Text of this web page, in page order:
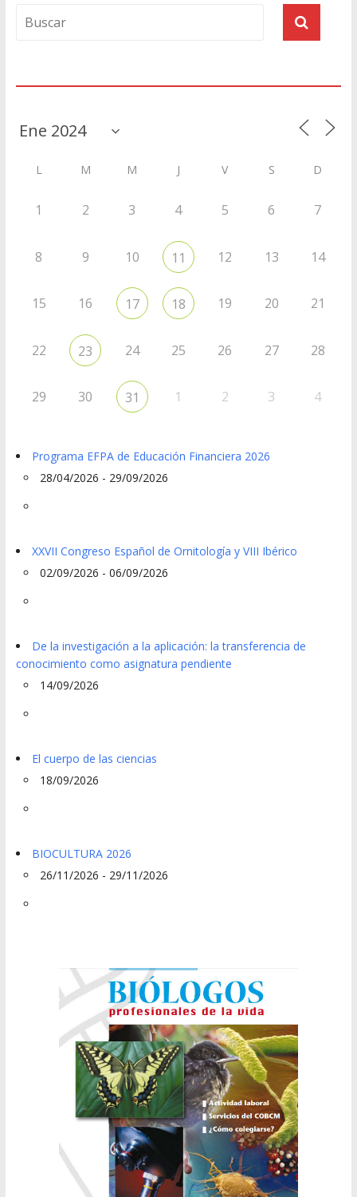
L M M J V S D
1 2 3 4 5 6 7
8 9 10 11 12 13 14
15 16 17 18 19 20 21
22 23 24 25 26 27 28
29 30 31 1 2 3 4
Programa EFPA de Educación Financiera 2026
28/04/2026 - 29/09/2026
XXVII Congreso Español de Ornitología y VIII Ibérico
02/09/2026 - 06/09/2026
De la investigación a la aplicación: la transferencia de
conocimiento como asignatura pendiente
14/09/2026
El cuerpo de las ciencias
18/09/2026
BIOCULTURA 2026
26/11/2026 - 29/11/2026